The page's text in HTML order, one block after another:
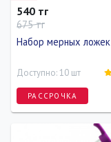
540 тг
675 тг
Набор мерных ложек
Доступно: 10 шт
РАССРОЧКА